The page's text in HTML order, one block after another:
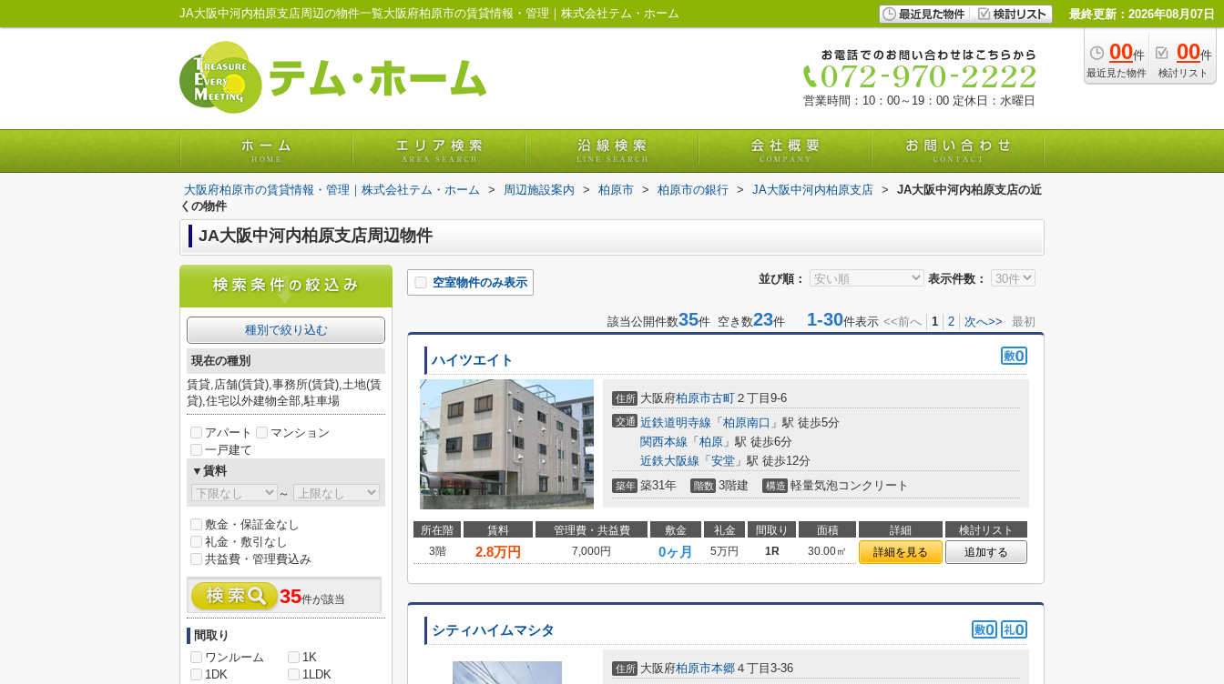
JA大阪中河内柏原支店周辺の物件一覧大阪府柏原市の賃貸情報・管理｜株式会社テム・ホーム 最終更新：2026年08月07日
00件
最近見た物件
00件
検討リスト
営業時間：10：00～19：00 定休日：水曜日
大阪府柏原市の賃貸情報・管理｜株式会社テム・ホーム > 周辺施設案内 > 柏原市 > 柏原市の銀行 > JA大阪中河内柏原支店 >
JA大阪中河内柏原支店の近
くの物件
JA大阪中河内柏原支店周辺物件
並び順： 表示件数：
空室物件のみ表示
該当公開件数35件 空き数23件 1-30件表示 <<前へ 1 2 次へ>> 最初
ハイツエイト
住所 大阪府柏原市古町 ２丁目9-6
交通 近鉄道明寺線 「 柏原南口 」駅 徒歩5分
関西本線 「 柏原 」駅 徒歩6分
近鉄大阪線 「 安堂 」駅 徒歩12分
築年 築31年 階数 3階建 構造 軽量気泡コンクリート
所在階 賃料 管理費・共益費 敷金 礼金 間取り 面積 詳細
検討リスト
3階
2.8万円 7,000円 0ヶ月 5万円 1R 30.00㎡ 詳細を見る 追加する
シティハイムマシタ
住所 大阪府柏原市本郷 ４丁目3-36
種別で絞り込む
現在の種別
賃貸,店舗(賃貸),事務所(賃貸),土地(賃
貸),住宅以外建物全部,駐車場
アパート
マンション
一戸建て
▼賃料
～
敷金・保証金なし
礼金・敷引なし
共益費・管理費込み
35件が該当
間取り
ワンルーム
1K
1DK
1LDK